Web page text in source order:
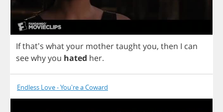
Ifthat's whatyour mothertaughtyou, then I can
seewhyyou hated her.
Endless Love - You're a Coward